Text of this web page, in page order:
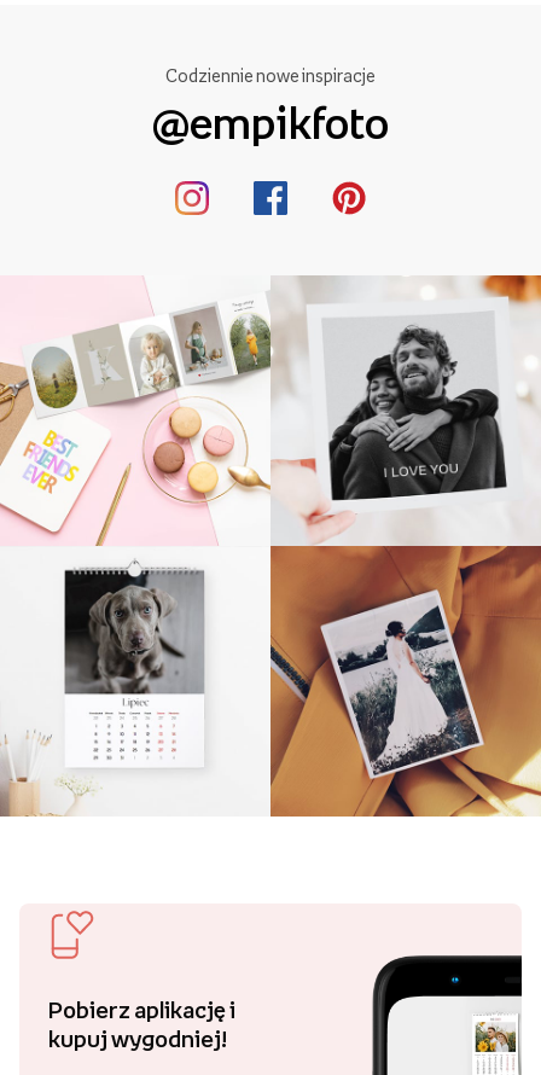
Codziennie nowe inspiracje
@empikfoto
Pobierz aplikację i
kupuj wygodniej!